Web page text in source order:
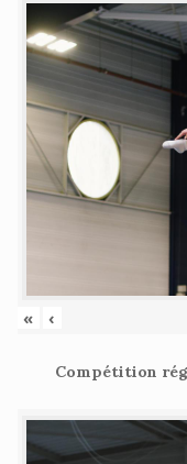
« ‹
Compétition